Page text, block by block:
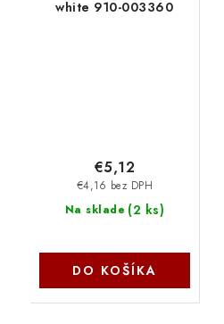
white 910-003360
Na sklade (2 ks)
€4,16 bez DPH
€5,12
DO KOŠÍKA